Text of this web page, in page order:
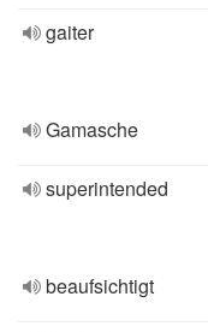
gaiter
Gamasche
superintended
beaufsichtigt